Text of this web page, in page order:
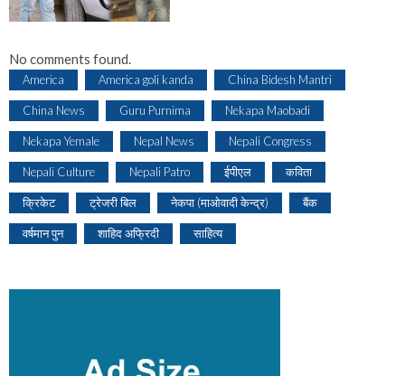
No comments found.
America America goli kanda China Bidesh Mantri
China News Guru Purnima Nekapa Maobadi
Nekapa Yemale Nepal News Nepali Congress
Nepali Culture Nepali Patro ईपीएल कविता
क्रिकेट ट्रेजरी बिल नेकपा (माओवादी केन्द्र) बैंक
वर्षमान पुन शाहिद अफ्रिदी साहित्य